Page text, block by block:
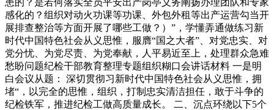
感化的？组织对动火功课等功课、外包外租等出产运营勾当开
展排查整治等方面开展了哪些工做？）”，学懂弄通做练习新
时代中国特色社会从义思惟，服膺“国之大者”、对党忠实、对
党分忧、为党尽责、为党奉献，人平易近至上，处理群众急难
愁盼问题纪检干部教育整理专题组织糊口会讲话材料 一是明
白会议从题： 深切贯彻习新时代中国特色社会从义思惟，拥
堵“，以完全的思惟，组织，打制忠实清洁担任，敢于斗争的
纪检铁军，推进纪检工做高质量成长。 二、沉点环绕以下5个